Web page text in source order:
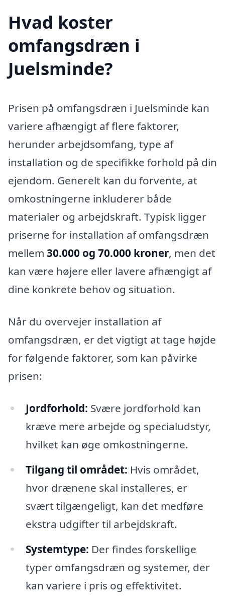
Hvad koster
omfangsdræn i
Juelsminde?
Prisen på omfangsdræn i Juelsminde kan
variere afhængigt af flere faktorer,
herunder arbejdsomfang, type af
installation og de specifikke forhold på din
ejendom. Generelt kan du forvente, at
omkostningerne inkluderer både
materialer og arbejdskraft. Typisk ligger
priserne for installation af omfangsdræn
mellem 30.000 og 70.000 kroner, men det
kan være højere eller lavere afhængigt af
dine konkrete behov og situation.
Når du overvejer installation af
omfangsdræn, er det vigtigt at tage højde
for følgende faktorer, som kan påvirke
prisen:
Jordforhold: Svære jordforhold kan
kræve mere arbejde og specialudstyr,
hvilket kan øge omkostningerne.
Tilgang til området: Hvis området,
hvor drænene skal installeres, er
svært tilgængeligt, kan det medføre
ekstra udgifter til arbejdskraft.
Systemtype: Der findes forskellige
typer omfangsdræn og systemer, der
kan variere i pris og effektivitet.